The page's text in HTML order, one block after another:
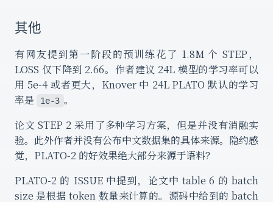
其他
有网友提到第一阶段的预训练花了 1.8M 个 STEP，
LOSS 仅下降到 2.66。作者建议 24L 模型的学习率可以
用 5e-4 或者更大，Knover 中 24L PLATO 默认的学习
率是
1e-3 。
论文 STEP 2 采用了多种学习方案，但是并没有消融实
验。此外作者并没有公布中文数据集的具体来源。隐约感
觉，PLATO-2 的好效果绝大部分来源于语料？
PLATO-2 的 ISSUE 中提到，论文中 table 6 的 batch
size 是根据 token 数量来计算的。源码中给到的 batch